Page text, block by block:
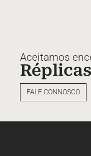
Aceitamos
FALE CONNOSCO